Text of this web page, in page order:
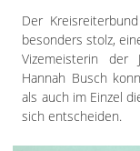
Der
besonders stolz,
Vizemeisterin
Hannah Busch
als auch im Einzel
sich entscheiden.